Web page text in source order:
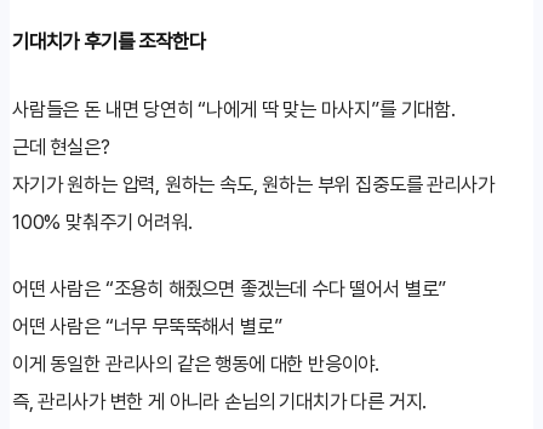
기대치가 후기를 조작한다
사람들은 돈 내면 당연히 “나에게 딱 맞는 마사지”를 기대함.
근데 현실은?
자기가 원하는 압력, 원하는 속도, 원하는 부위 집중도를 관리사가
100% 맞춰주기 어려워.
어떤 사람은 “조용히 해줬으면 좋겠는데 수다 떨어서 별로”
어떤 사람은 “너무 무뚝뚝해서 별로”
이게 동일한 관리사의 같은 행동에 대한 반응이야.
즉, 관리사가 변한 게 아니라 손님의 기대치가 다른 거지.